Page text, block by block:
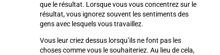
que le résultat. Lorsque vous vous concentrez sur le
résultat, vous ignorez souvent les sentiments des
gens avec lesquels vous travaillez.
Vous leur criez dessus lorsqu’ils ne font pas les
choses comme vous le souhaiteriez. Au lieu de cela,